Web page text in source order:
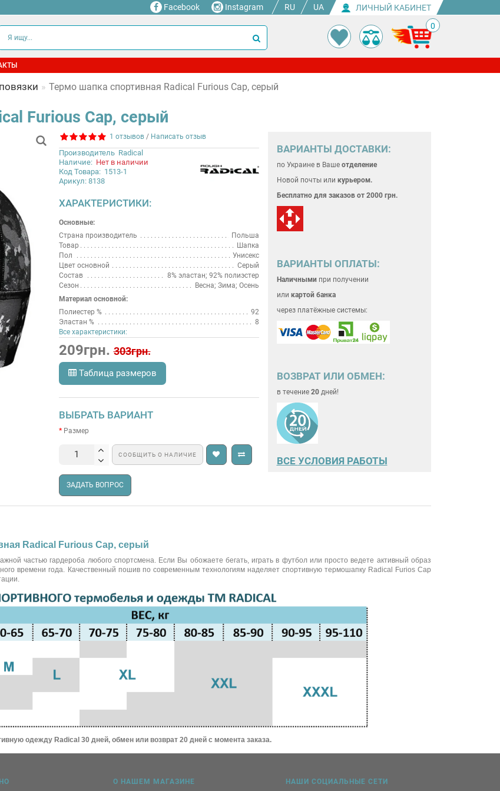
Facebook Instagram RU UA ЛИЧНЫЙ КАБИНЕТ
0
Термо шапка спортивная Radical Furious Cap, серый
Furious Cap, серый
1 отзывов / Написать отзыв
Производитель Radical
Наличие: Нет в наличии
Код Товара: 1513-1
Арикул: 8138
ХАРАКТЕРИСТИКИ:
Основные:
Страна производитель
Польша
Товар
Шапка
Пол
Унисекс
Цвет основной
Серый
Состав
8% эластан; 92% полиэстер
Сезон
Весна; Зима; Осень
Материал основной:
Полиестер %
92
Эластан %
8
Все характеристики:
209грн. 303грн.
Таблица размеров
ВЫБРАТЬ ВАРИАНТ
Размер
СООБЩИТЬ О НАЛИЧИЕ
ЗАДАТЬ ВОПРОС
ВАРИАНТЫ ДОСТАВКИ:
по Украине в Ваше отделение
Новой почты или курьером.
Бесплатно для заказов от 2000 грн.
ВАРИАНТЫ ОПЛАТЫ:
Наличнымипри получении
или картой банка
через платёжные системы:
ВОЗВРАТ ИЛИ ОБМЕН:
в течение 20дней!
ВСЕ УСЛОВИЯ РАБОТЫ
Radical Furious Cap, серый
частью гардероба любого спортсмена. Если Вы обожаете бегать, играть в футбол или просто ведете активный образ
времени года. Качественный пошив по современным технологиям наделяет спортивную термошапку Radical Furios Cap
одежду Radical 30 дней, обмен или возврат 20 дней с момента заказа.
О НАШЕМ МАГАЗИНЕ НАШИ СОЦИАЛЬНЫЕ СЕТИ